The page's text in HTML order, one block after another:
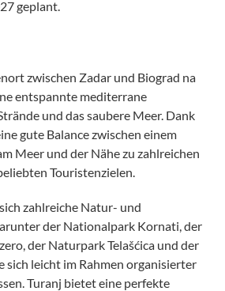
geplant.
zwischen Zadar und Biograd na
entspannte mediterrane
und das saubere Meer. Dank
gute Balance zwischen einem
Meer und der Nähe zu zahlreichen
Touristenzielen.
zahlreiche Natur- und
der Nationalpark Kornati, der
der Naturpark Telašćica und der
sich leicht im Rahmen organisierter
Turanj bietet eine perfekte